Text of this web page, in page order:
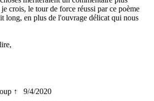
crois, le tour de force réussi par ce poème
long, en plus de l'ouvrage délicat qui nous
↑
9/4/2020